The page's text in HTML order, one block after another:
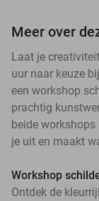
Meer over
Laat je
uur naar keuze
een workshop
prachtig
beide
je uit en maakt
Workshop
Ontdek de